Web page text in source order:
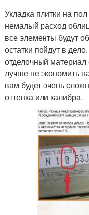
Укладка плитки на
немалый расход
все элементы будут
остатки пойдут в
отделочный
лучше не экономить
вам будет очень
оттенка или калибра.